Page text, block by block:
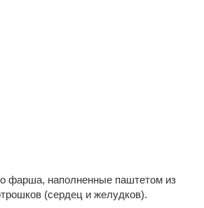
фарша, наполненные паштетом из
(сердец и желудков).